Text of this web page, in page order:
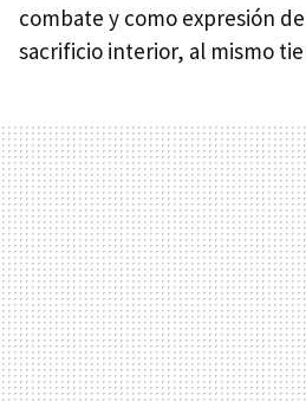
combate y como expresión
sacrificio interior, al mismo